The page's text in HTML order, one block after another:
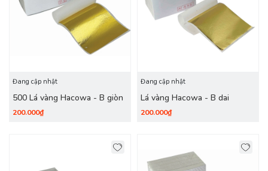
Đang cập nhật
500 Lá vàng Hacowa - B giòn
200.000₫
Đang cập nhật
Lá vàng Hacowa - B dai
200.000₫